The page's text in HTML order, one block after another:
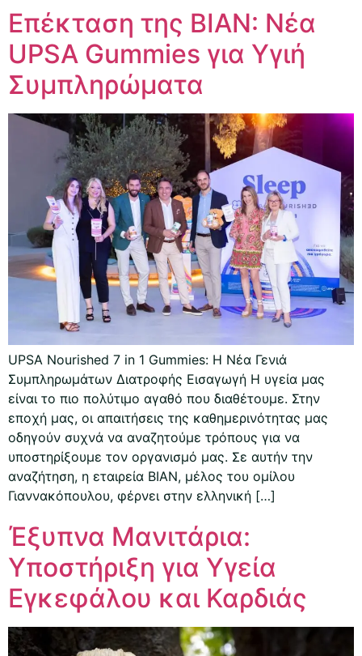
Επέκταση της ΒΙΑΝ: Νέα
UPSA Gummies για Υγιή
Συμπληρώματα
UPSA Nourished 7 in 1 Gummies: Η Νέα Γενιά
Συμπληρωμάτων Διατροφής Εισαγωγή Η υγεία μας
είναι το πιο πολύτιμο αγαθό που διαθέτουμε. Στην
εποχή μας, οι απαιτήσεις της καθημερινότητας μας
οδηγούν συχνά να αναζητούμε τρόπους για να
υποστηρίξουμε τον οργανισμό μας. Σε αυτήν την
αναζήτηση, η εταιρεία ΒΙΑΝ, μέλος του ομίλου
Γιαννακόπουλου, φέρνει στην ελληνική […]
Έξυπνα Μανιτάρια:
Υποστήριξη για Υγεία
Εγκεφάλου και Καρδιάς